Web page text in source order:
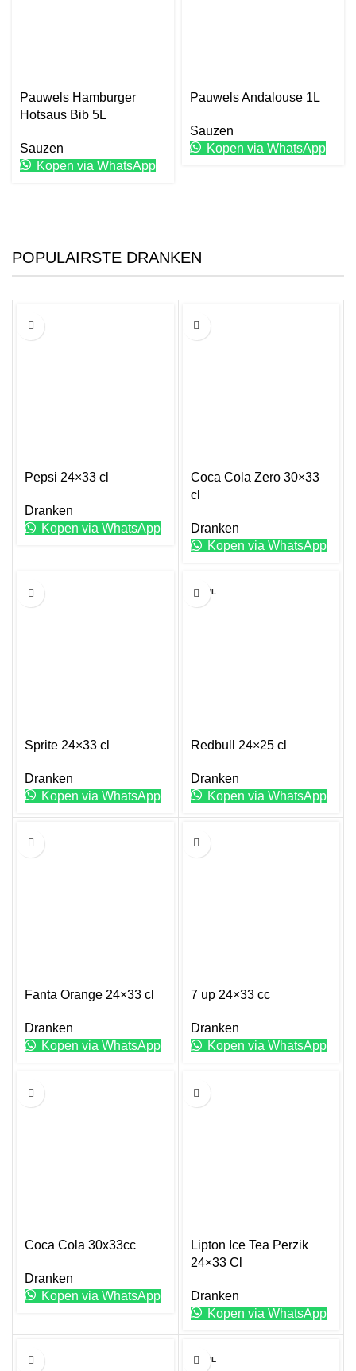
Pauwels Hamburger
Hotsaus Bib 5L
Sauzen
Kopen via WhatsApp
Pauwels Andalouse 1L
Sauzen
Kopen via WhatsApp
POPULAIRSTE DRANKEN
33CL
Pepsi 24×33 cl
Dranken
Kopen via WhatsApp
33CL
Coca Cola Zero 30×33
cl
Dranken
Kopen via WhatsApp
33CL
Sprite 24×33 cl
Dranken
Kopen via WhatsApp
250ML
Redbull 24×25 cl
Dranken
Kopen via WhatsApp
33CL
Fanta Orange 24×33 cl
Dranken
Kopen via WhatsApp
33CL
7 up 24×33 cc
Dranken
Kopen via WhatsApp
33CL
Coca Cola 30x33cc
Dranken
Kopen via WhatsApp
33CL
Lipton Ice Tea Perzik
24×33 Cl
Dranken
Kopen via WhatsApp
33CL 250ML